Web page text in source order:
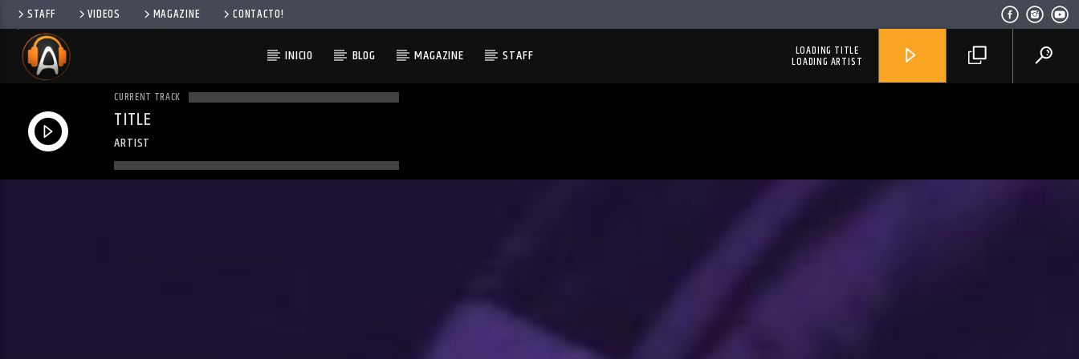
STAFF VIDEOS MAGAZINE CONTACTO!
INICIO BLOG MAGAZINE STAFF LOADING TITLE
LOADING ARTIST
CURRENT TRACK
TITLE
ARTIST